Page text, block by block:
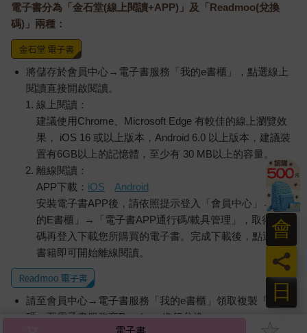
電子書分為「金石堂(線上閱讀+APP)」及「Readmoo(兌換
碼)」兩種：
將儲存於會員中心→電子書服務「我的e書櫃」，點選線上
閱讀直接開啟閱讀。
線上閱讀：
建議使用Chrome、Microsoft Edge 有較佳的線上瀏覽效
果， iOS 16 或以上版本，Android 6.0 以上版本，建議裝
置有6GB以上的記憶體，至少有 30 MB以上的容量。
離線閱讀：
APP下載： iOS
Android
安裝電子書APP後，請依照提示登入「會員中心」→「我
的E書櫃」→「電子書APP通行碼/載具管理」，取得通行
碼再登入下載您所購買的電子書。完成下載後，點選任一
書籍即可開始離線閱讀。
請至會員中心→電子書服務「我的e書櫃」領取複製『兌換
碼』至電子書服務商Readmoo進行兌換。
日
員
會